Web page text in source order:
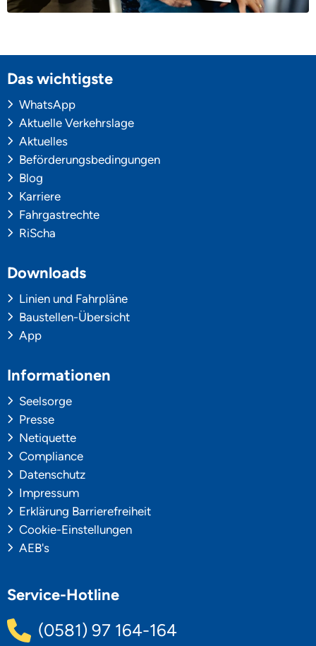
Das wichtigste
WhatsApp
Aktuelle Verkehrslage
Aktuelles
Beförderungsbedingungen
Blog
Karriere
Fahrgastrechte
RiScha
Downloads
Linien und Fahrpläne
Baustellen-Übersicht
App
Informationen
Seelsorge
Presse
Netiquette
Compliance
Datenschutz
Impressum
Erklärung Barrierefreiheit
Cookie-Einstellungen
AEB's
Service-Hotline
(0581) 97 164-164